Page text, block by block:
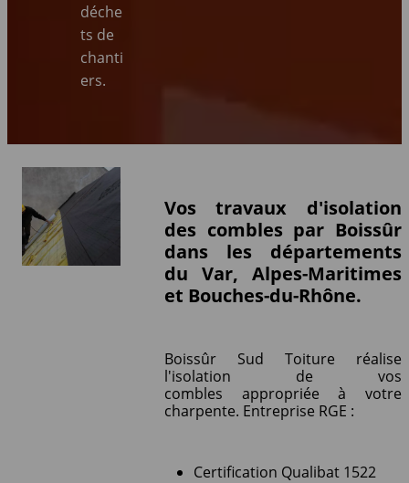
déche
ts de
chanti
ers.
Vos travaux d'isolation
des combles par Boissûr
dans les départements
du Var, Alpes-Maritimes
et Bouches-du-Rhône.
Boissûr Sud Toiture réalise
l'isolation de vos
combles appropriée à votre
charpente. Entreprise RGE :
Certification Qualibat 1522